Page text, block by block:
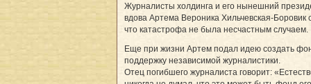
Журналисты холдинга и его нынешний
вдова Артема Вероника Хильчевская-Боровик
что катастрофа не была несчастным случаем.
Еще при жизни Артем подал идею создать
поддержку независимой журналистики.
Отец погибшего журналиста говорит: